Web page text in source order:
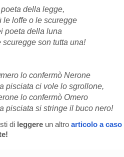
della legge,
le loffe o le scuregge
poeta della luna
scuregge son tutta una!
lo confermò Nerone
pisciata ci vole lo sgrollone,
lo confermò Omero
pisciata si stringe il buco nero!
di leggere un altro articolo a caso